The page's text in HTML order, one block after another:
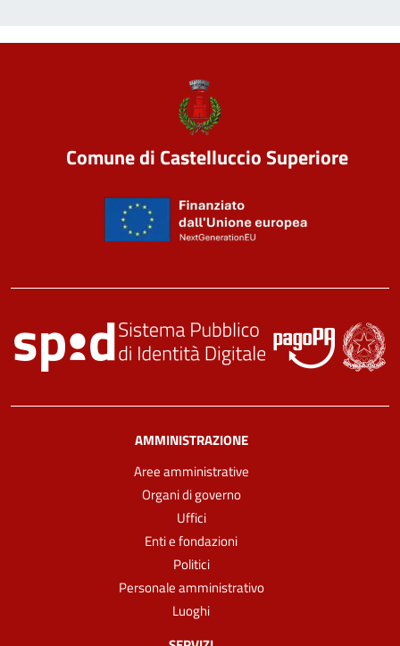
Comune di Castelluccio Superiore
AMMINISTRAZIONE
Aree amministrative
Organi di governo
Uffici
Enti e fondazioni
Politici
Personale amministrativo
Luoghi